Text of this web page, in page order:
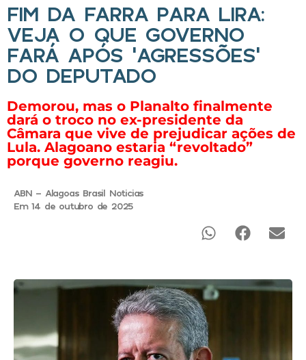
FIM DA FARRA PARA LIRA:
VEJA O QUE GOVERNO
FARÁ APÓS ‘AGRESSÕES’
DO DEPUTADO
Demorou, mas o Planalto finalmente
dará o troco no ex-presidente da
Câmara que vive de prejudicar ações de
Lula. Alagoano estaria “revoltado”
porque governo reagiu.
ABN - Alagoas Brasil Noticias
Em 14 de outubro de 2025